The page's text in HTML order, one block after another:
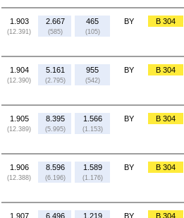
1.903
(12.391)
2.667
(585)
465
(105)
BY B 304
1.904
(12.390)
5.161
(2.795)
955
(542)
BY B 304
1.905
(12.389)
8.395
(5.995)
1.566
(1.153)
BY B 304
1.906
(12.388)
8.596
(6.196)
1.589
(1.176)
BY B 304
1.907 6.496 1.219 BY B 304